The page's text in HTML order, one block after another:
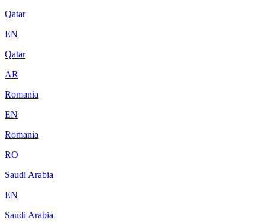
Qatar
EN
Qatar
AR
Romania
EN
Romania
RO
Saudi Arabia
EN
Saudi Arabia